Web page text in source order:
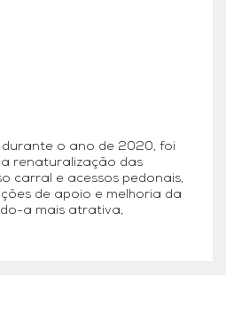
durante o ano de 2020, foi
renaturalização das
carral e acessos pedonais,
de apoio e melhoria da
a mais atrativa,